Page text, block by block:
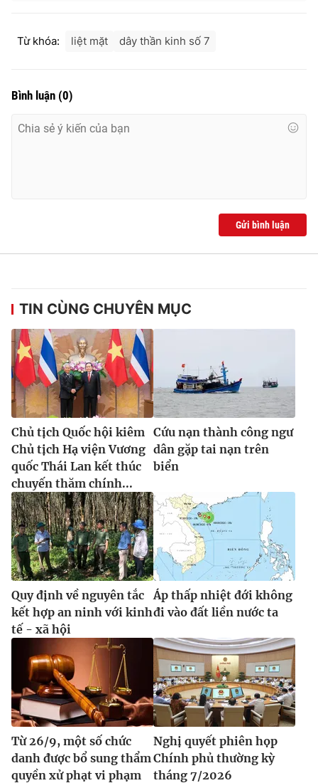
Từ khóa: liệt mặt dây thần kinh số 7
Bình luận (0)
Gửi bình luận
TIN CÙNG CHUYÊN MỤC
Chủ tịch Quốc hội kiêm
Chủ tịch Hạ viện Vương
quốc Thái Lan kết thúc
chuyến thăm chính...
Cứu nạn thành công ngư
dân gặp tai nạn trên
biển
Quy định về nguyên tắc
kết hợp an ninh với kinh
tế - xã hội
Áp thấp nhiệt đới không
đi vào đất liền nước ta
Từ 26/9, một số chức
danh được bổ sung thẩm
quyền xử phạt vi phạm
Nghị quyết phiên họp
Chính phủ thường kỳ
tháng 7/2026